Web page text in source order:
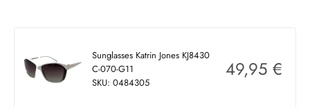
Sunglasses Katrin Jones KJ8430
C-070-G11
SKU: 0484305
49,95 €